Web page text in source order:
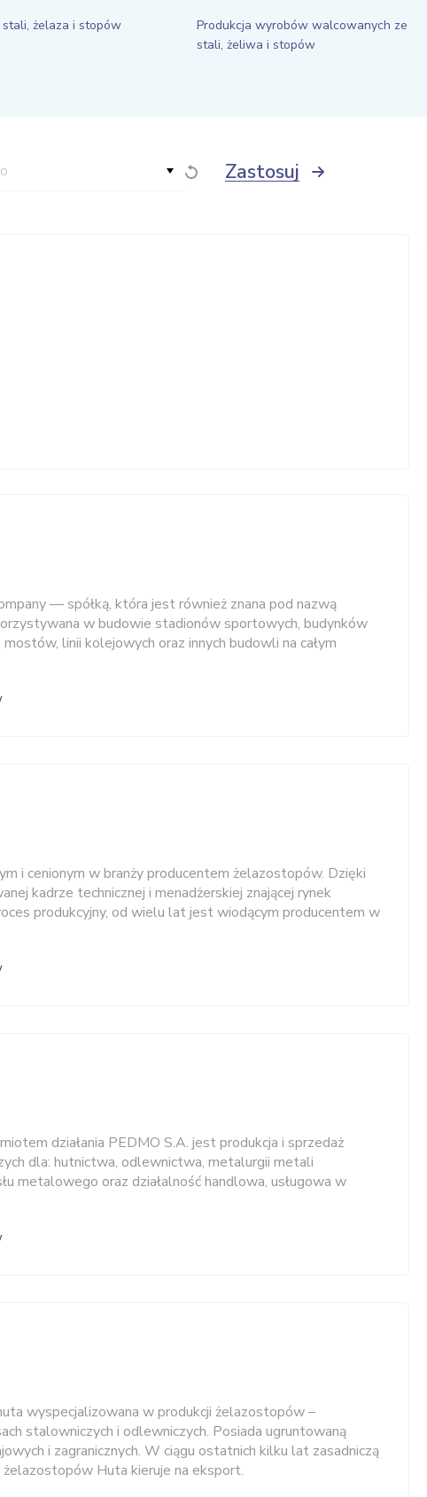
stali, żelaza i stopów
Produkcja wyrobów walcowanych ze
stali, żeliwa i stopów
Zastosuj
— spółką, która jest również znana pod nazwą
w budowie stadionów sportowych, budynków
linii kolejowych oraz innych budowli na całym
i cenionym w branży producentem żelazostopów. Dzięki
kadrze technicznej i menadżerskiej znającej rynek
produkcyjny, od wielu lat jest wiodącym producentem w
działania PEDMO S.A. jest produkcja i sprzedaż
dla: hutnictwa, odlewnictwa, metalurgii metali
metalowego oraz działalność handlowa, usługowa w
wyspecjalizowana w produkcji żelazostopów –
stalowniczych i odlewniczych. Posiada ugruntowaną
i zagranicznych. W ciągu ostatnich kilku lat zasadniczą
żelazostopów Huta kieruje na eksport.